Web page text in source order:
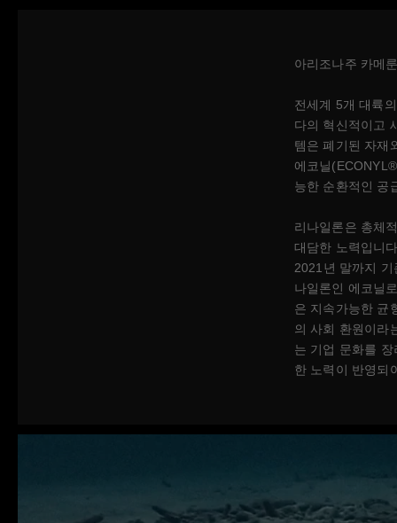
아리조나주 카메
전세계 5개 대륙
다의 혁신적이고
템은 폐기된 자재
에코닐
능한 순환적인 공
리나일론은 총체
대담한 노력입니
2021년 말까지
나일론인 에코닐
은 지속가능한 균
의 사회 환원이라
는 기업 문화를
한 노력이 반영되